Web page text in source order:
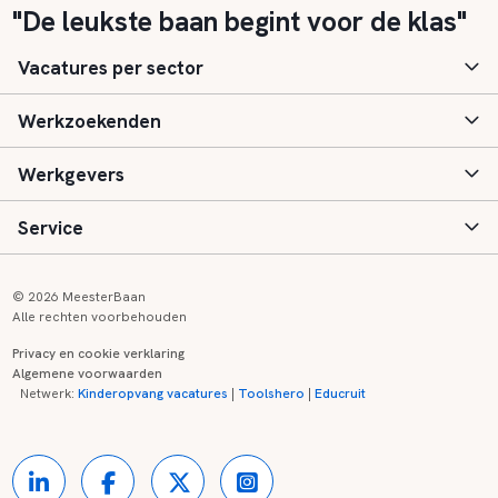
"De leukste baan begint voor de klas"
Vacatures per sector
Basisonderwijs
Speciaal (basis) onderwijs
Voortgezet onderwijs
Kinderopvang
Werkzoekenden
Aanmelden
Vacatures
Zij-instroom informatie
Werkgevers
Inloggen
Registreren
Service
Onderwijs links
© 2026 MeesterBaan
Alle rechten voorbehouden
Privacy en cookie verklaring
Algemene voorwaarden
Netwerk:Kinderopvang vacatures | Toolshero |Educruit